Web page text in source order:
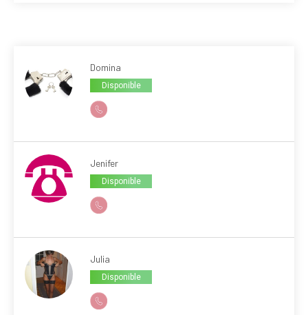
Domina
Disponible
Jenifer
Disponible
Julia
Disponible